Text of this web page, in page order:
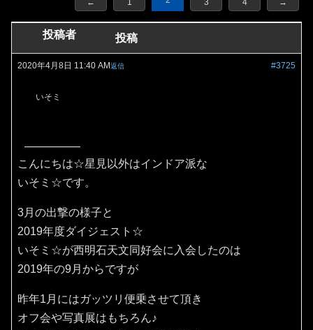
← 1 3 4 →
投稿者 投稿
2020年4月8日 11:40 AM #3725
返信
いそミ
こんにちは☆星見以外はインドア派な
いそミ☆です。
3月の出撃の様子と
2019年度ダイジェスト☆
いそミ☆が西明石天文同好会に入会したのは
2019年の9月からですが
昨年1月にはガッツリ便乗させて頂き
オフ会や写真展はもちろん♪